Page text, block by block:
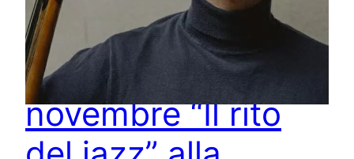
Dal 4 al 25
novembre “Il rito